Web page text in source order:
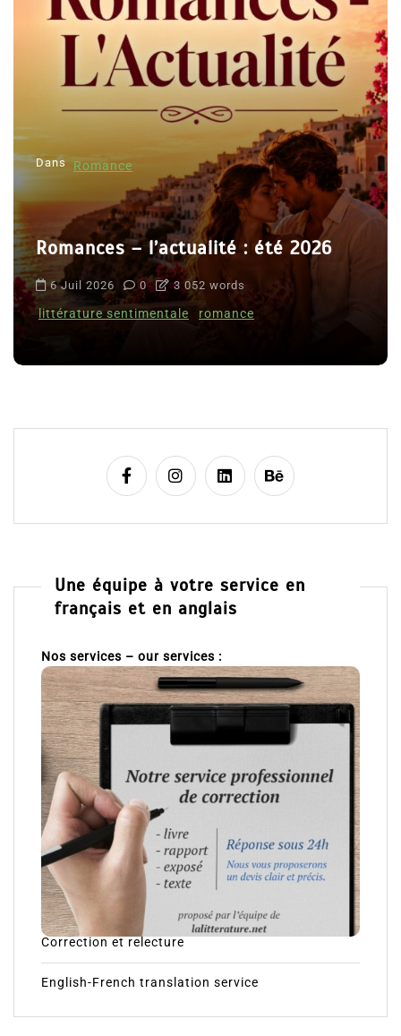
Dans Romance
Romances – l’actualité : été 2026
6 Juil 2026 0 3 052 words
littérature sentimentale romance
Une équipe à votre service en
français et en anglais
Nos services – our services :
Correction et relecture
English-French translation service